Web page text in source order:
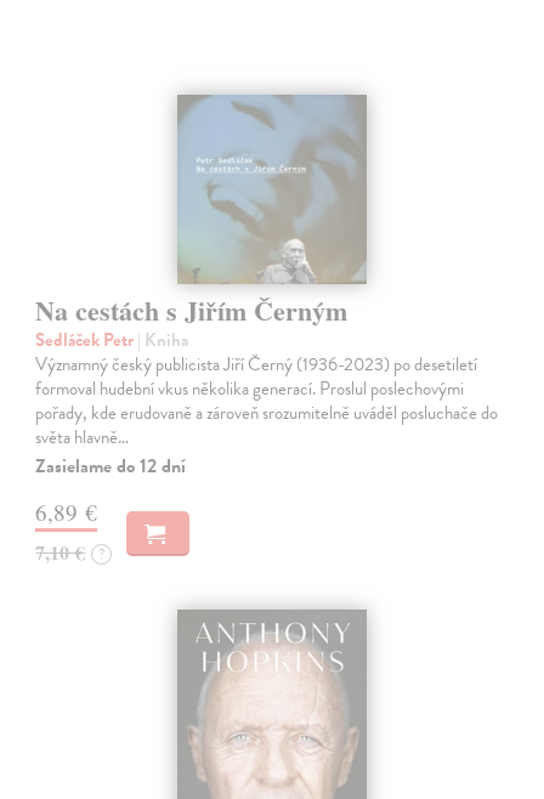
Na cestách s Jiřím Černým
Sedláček Petr| Kniha
Významný český publicista Jiří Černý (1936-2023) po desetiletí
formoval hudební vkus několika generací. Proslul poslechovými
pořady, kde erudovaně a zároveň srozumitelně uváděl posluchače do
světa hlavně…
Zasielame do 12 dní
6,89 €
7,10 € ?